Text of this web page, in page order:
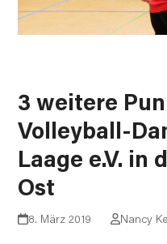
3 weitere
Volleyball-
Laage e.V. in
Ost
8. März 2019 Nancy